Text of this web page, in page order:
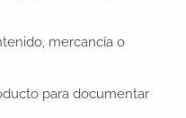
mercancía o
para documentar